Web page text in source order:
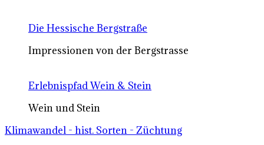
Die Hessische Bergstraße
Impressionen von der Bergstrasse
Erlebnispfad Wein & Stein
Wein und Stein
Klimawandel - hist. Sorten - Züchtung